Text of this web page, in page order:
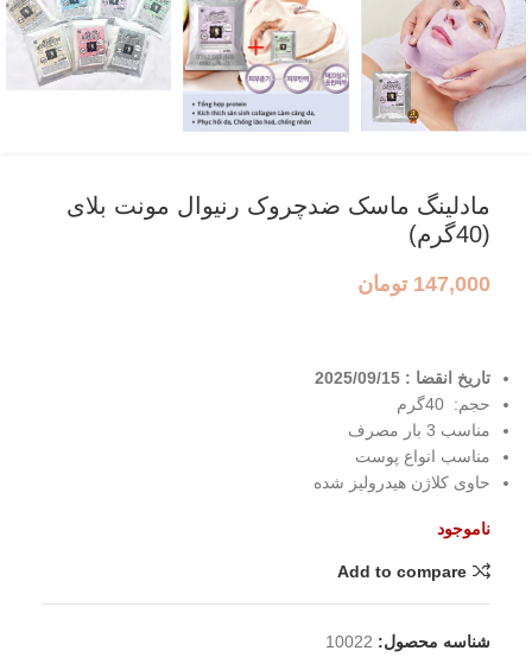
مادلینگ ماسک ضدچروک رنیوال مونت بلای
(40گرم)
147,000 تومان
تاریخ انقضا :‌ 2025/09/15
حجم: 40گرم
مناسب 3 بار مصرف
مناسب انواع پوست
حاوی کلاژن هیدرولیز شده
ناموجود
Add to compare
شناسه محصول: 10022